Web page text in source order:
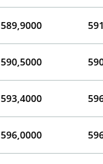
589,9000
590,5000
593,4000
596,0000